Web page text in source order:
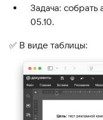
Задача:
05.10.
✅ В виде таблицы: